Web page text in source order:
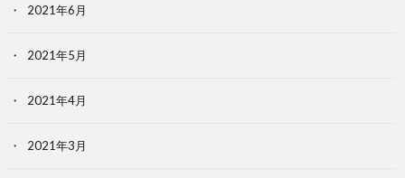
2021年6月
2021年5月
2021年4月
2021年3月